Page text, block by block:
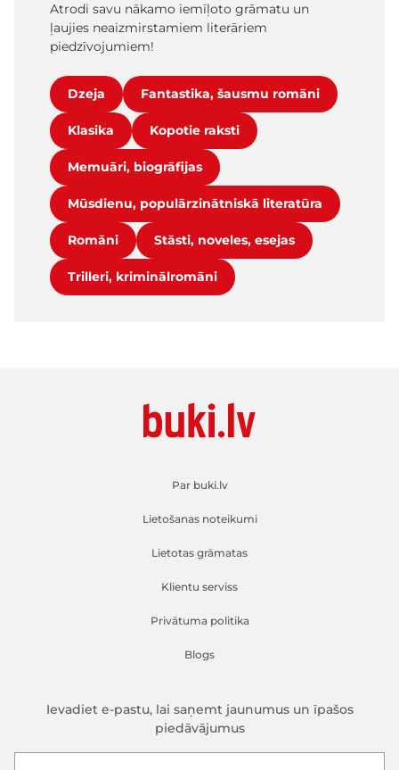
Atrodi savu nākamo iemīļoto grāmatu un
ļaujies neaizmirstamiem literāriem
piedzīvojumiem!
Dzeja Fantastika, šausmu romāni
Klasika Kopotie raksti
Memuāri, biogrāfijas
Mūsdienu, populārzinātniskā literatūra
Romāni Stāsti, noveles, esejas
Trilleri, kriminālromāni
Par buki.lv
Lietošanas noteikumi
Lietotas grāmatas
Klientu serviss
Privātuma politika
Blogs
Ievadiet e-pastu, lai saņemt jaunumus un īpašos
piedāvājumus